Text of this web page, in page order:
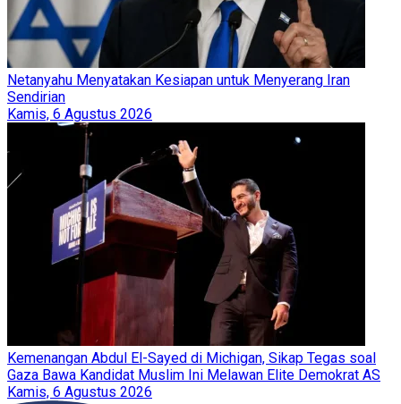
Netanyahu Menyatakan Kesiapan untuk Menyerang Iran
Sendirian
Kamis, 6 Agustus 2026
Kemenangan Abdul El-Sayed di Michigan, Sikap Tegas soal
Gaza Bawa Kandidat Muslim Ini Melawan Elite Demokrat AS
Kamis, 6 Agustus 2026